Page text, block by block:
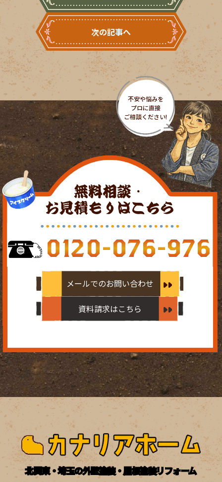
次の記事へ
無料相談・
お見積もりはこちら
0120-076-976
メールでのお問い合わせ
資料請求はこちら
北関東・埼玉の外壁塗装・屋根塗装リフォーム